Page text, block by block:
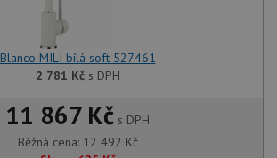
Blanco MILI bílá soft 527461
2 781 Kčs DPH
11 867 Kč s DPH
Běžná cena: 12 492 Kč